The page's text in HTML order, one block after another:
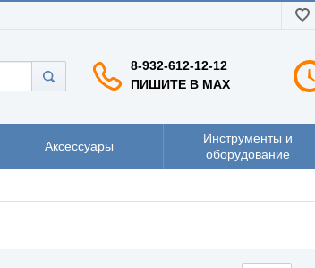
8-932-612-12-12
ПИШИТЕ В MAX
Аксессуары
Инструменты и
оборудование